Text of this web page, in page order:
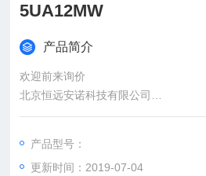
5UA12MW
产品简介
欢迎前来询价
北京恒远安诺科技有限公司
：
：曹
产品型号：
更新时间：2019-07-04